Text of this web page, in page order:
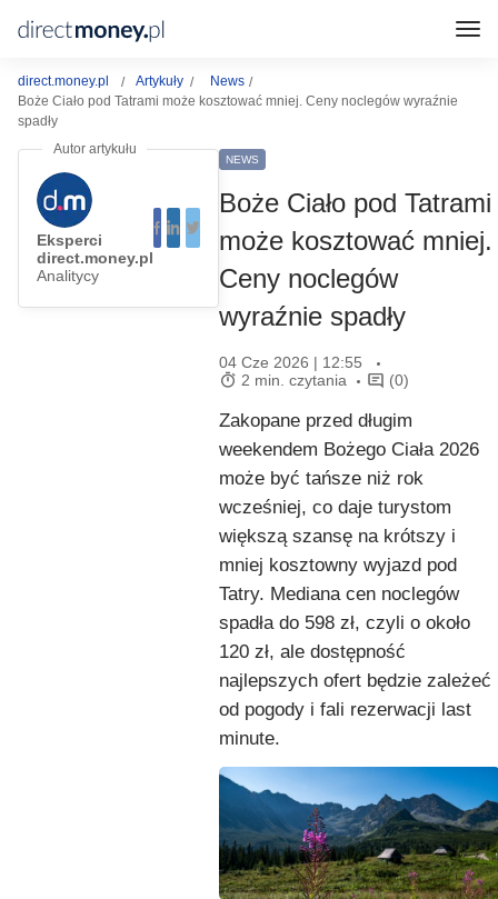
direct.money.pl Artykuły
News
Boże Ciało pod Tatrami może kosztować mniej. Ceny noclegów wyraźnie
spadły
Eksperci
direct.money.pl
Analitycy
NEWS
Boże Ciało pod Tatrami
może kosztować mniej.
Ceny noclegów
wyraźnie spadły
04 Cze 2026 | 12:55
2 min. czytania
(0)
Zakopane przed długim
weekendem Bożego Ciała 2026
może być tańsze niż rok
wcześniej, co daje turystom
większą szansę na krótszy i
mniej kosztowny wyjazd pod
Tatry. Mediana cen noclegów
spadła do 598 zł, czyli o około
120 zł, ale dostępność
najlepszych ofert będzie zależeć
od pogody i fali rezerwacji last
minute.